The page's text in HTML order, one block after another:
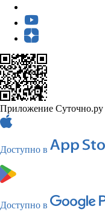
Приложение Суточно.ру
Доступно в
Доступно в